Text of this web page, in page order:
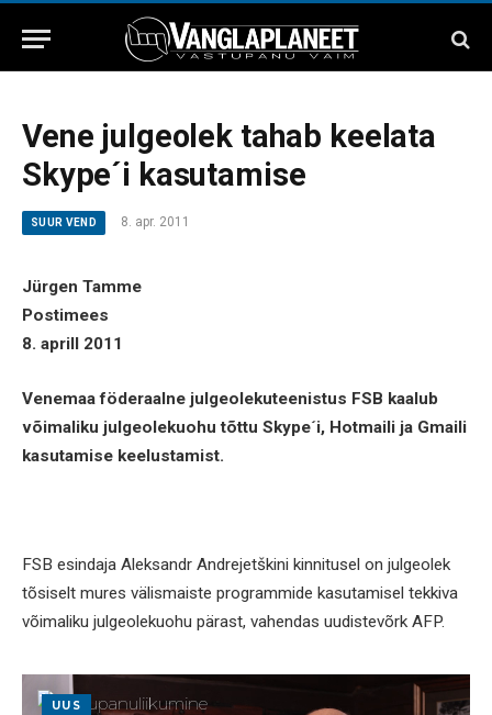
Vene julgeolek tahab keelata
Skype´i kasutamise
SUUR VEND 8. apr. 2011
Jürgen Tamme
Postimees
8. aprill 2011
Venemaa föderaalne julgeolekuteenistus FSB kaalub
võimaliku julgeolekuohu tõttu Skype´i, Hotmaili ja Gmaili
kasutamise keelustamist.
FSB esindaja Aleksandr Andrejetškini kinnitusel on julgeolek
tõsiselt mures välismaiste programmide kasutamisel tekkiva
võimaliku julgeolekuohu pärast, vahendas uudistevõrk AFP.
UUS